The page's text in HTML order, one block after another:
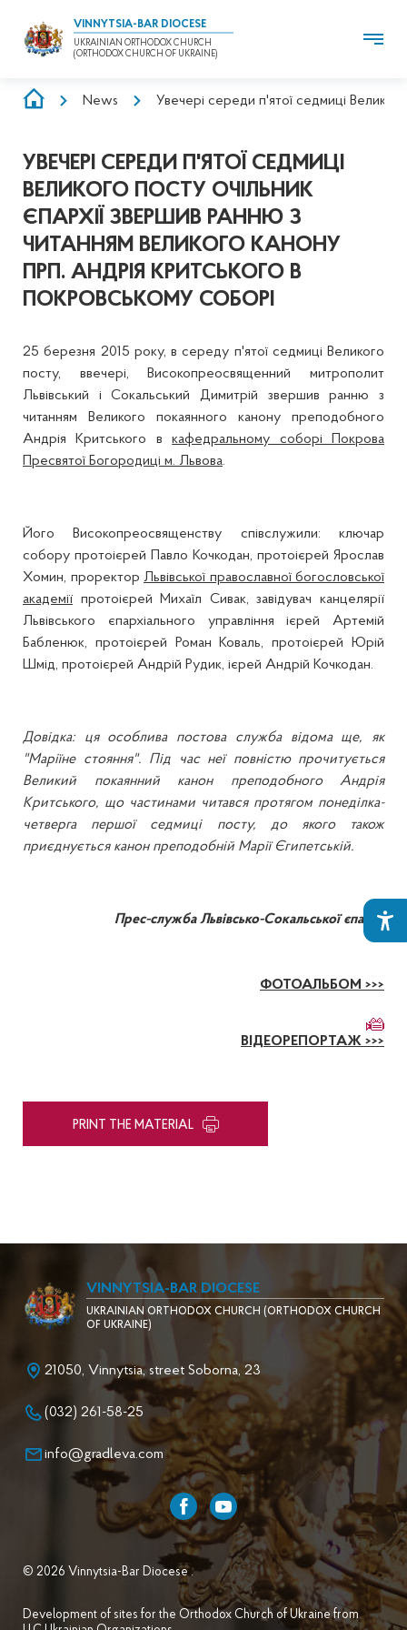
VINNYTSIA-BAR DIOCESE
UKRAINIAN ORTHODOX CHURCH
(ORTHODOX CHURCH OF UKRAINE)
BREADCRUMB
News Увечері середи п'ятої седмиці
УВЕЧЕРІ СЕРЕДИ П'ЯТОЇ СЕДМИЦІ
ВЕЛИКОГО ПОСТУ ОЧІЛЬНИК
ЄПАРХІЇ ЗВЕРШИВ РАННЮ З
ЧИТАННЯМ ВЕЛИКОГО КАНОНУ
ПРП. АНДРІЯ КРИТСЬКОГО В
ПОКРОВСЬКОМУ СОБОРІ
25 березня 2015 року, в середу п'ятої седмиці Великого
посту, ввечері, Високопреосвященний митрополит
Львівський і Сокальський Димитрій звершив ранню з
читанням Великого покаянного канону преподобного
Андрія Критського вкафедральному соборі Покрова
Пресвятої Богородиці м. Львова.
Його Високопреосвященству співслужили: ключар
собору протоієрей Павло Кочкодан, протоієрей Ярослав
Хомин, проректор Львівської православної богословської
академії протоієрей Михаїл Сивак, завідувач канцелярії
Львівського єпархіального управління ієрей Артемій
Бабленюк, протоієрей Роман Коваль, протоієрей Юрій
Шмід, протоієрей Андрій Рудик, ієрей Андрій Кочкодан.
Довідка: ця особлива постова служба відома ще, як
"Маріїне стояння". Під час неї повністю прочитується
Великий покаянний канон преподобного Андрія
Критського, що частинами читався протягом понеділка-
четверга першої седмиці посту, до якого також
приєднується канон преподобній Марії Єгипетській.
Прес-служба Львівсько-Сокальської єпархії
ФОТОАЛЬБОМ >>>
ВІДЕОРЕПОРТАЖ >>>
PRINT THE MATERIAL
VINNYTSIA-BAR DIOCESE
UKRAINIAN ORTHODOX CHURCH (ORTHODOX CHURCH
OF UKRAINE)
21050, Vinnytsia, street Soborna, 23
(032) 261-58-25
info@gradleva.com
© 2026 Vinnytsia-Bar Diocese .
Development of sites for the Orthodox Church of Ukraine from